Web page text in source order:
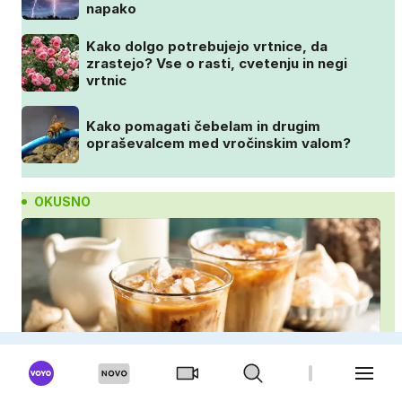
napako
Kako dolgo potrebujejo vrtnice, da
zrastejo? Vse o rasti, cvetenju in negi
vrtnic
Kako pomagati čebelam in drugim
opraševalcem med vročinskim valom?
OKUSNO